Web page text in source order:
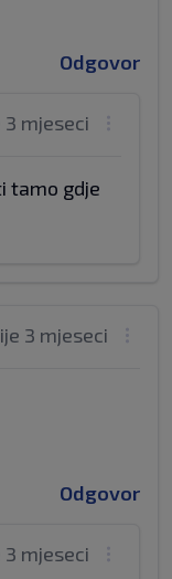
Odgovor
3 mjeseci
tamo gdje
3 mjeseci
Odgovor
3 mjeseci